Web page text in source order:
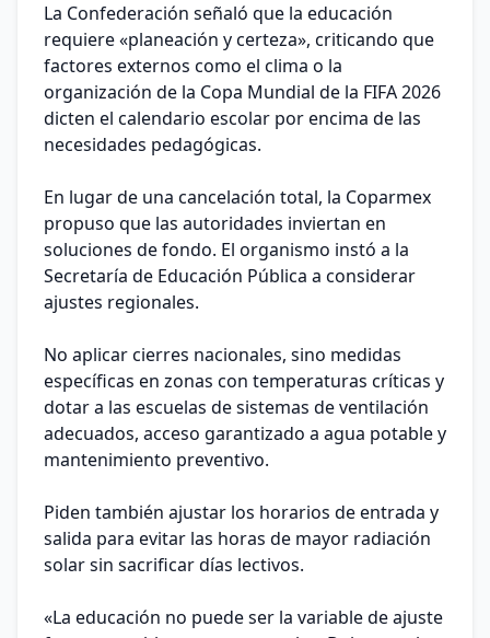
La Confederación señaló que la educación
requiere «planeación y certeza», criticando que
factores externos como el clima o la
organización de la Copa Mundial de la FIFA 2026
dicten el calendario escolar por encima de las
necesidades pedagógicas.
En lugar de una cancelación total, la Coparmex
propuso que las autoridades inviertan en
soluciones de fondo. El organismo instó a la
Secretaría de Educación Pública a considerar
ajustes regionales.
No aplicar cierres nacionales, sino medidas
específicas en zonas con temperaturas críticas y
dotar a las escuelas de sistemas de ventilación
adecuados, acceso garantizado a agua potable y
mantenimiento preventivo.
Piden también ajustar los horarios de entrada y
salida para evitar las horas de mayor radiación
solar sin sacrificar días lectivos.
«La educación no puede ser la variable de ajuste